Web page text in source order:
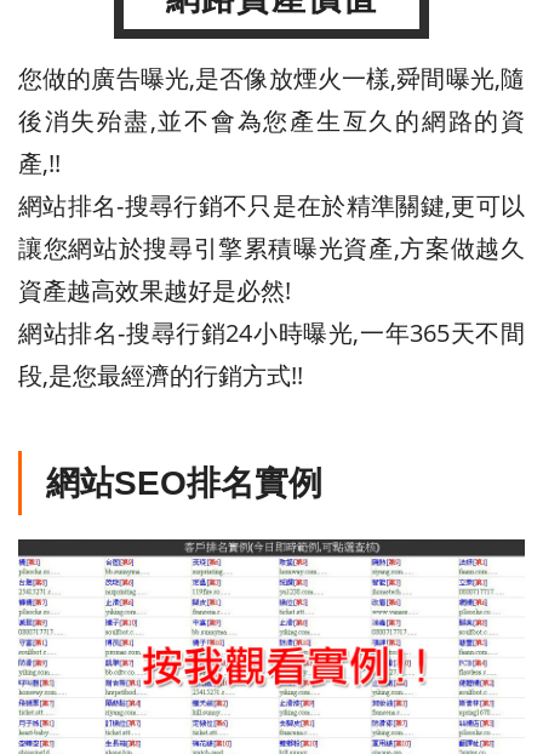
您做的廣告曝光,是否像放煙火一樣,舜間曝光,隨
後消失殆盡,並不會為您產生亙久的網路的資
產,!!
網站排名-搜尋行銷不只是在於精準關鍵,更可以
讓您網站於搜尋引擎累積曝光資產,方案做越久
資產越高效果越好是必然!
網站排名-搜尋行銷24小時曝光,一年365天不間
段,是您最經濟的行銷方式!!
網站SEO排名實例